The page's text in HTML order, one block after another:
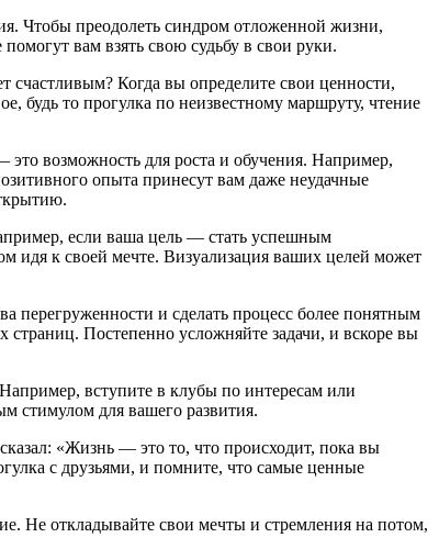
Чтобы преодолеть синдром отложенной жизни,
вам взять свою судьбу в свои руки.
счастливым? Когда вы определите свои ценности,
будь то прогулка по неизвестному маршруту, чтение
возможность для роста и обучения. Например,
опыта принесут вам даже неудачные
если ваша цель — стать успешным
идя к своей мечте. Визуализация ваших целей может
перегруженности и сделать процесс более понятным
Постепенно усложняйте задачи, и вскоре вы
вступите в клубы по интересам или
стимулом для вашего развития.
«Жизнь — это то, что происходит, пока вы
с друзьями, и помните, что самые ценные
Не откладывайте свои мечты и стремления на потом,